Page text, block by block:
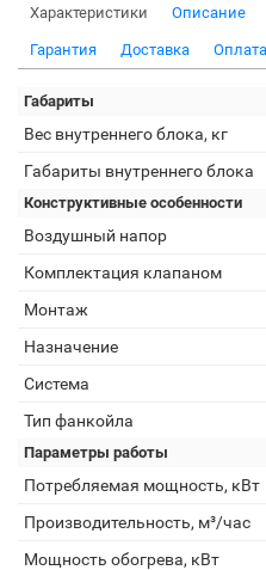
Характеристики Описание
Гарантия Доставка Оплата
Габариты
Вес внутреннего блока, кг
Габариты внутреннего блока
Конструктивные особенности
Воздушный напор
Комплектация клапаном
Монтаж
Назначение
Система
Тип фанкойла
Параметры работы
Потребляемая мощность, кВт
Производительность, м³/час
Мощность обогрева, кВт